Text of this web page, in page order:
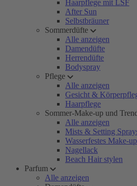
Haarpflege mit LSF
After Sun
Selbstbräuner
Sommerdüfte
Alle anzeigen
Damendüfte
Herrendüfte
Bodyspray
Pflege
Alle anzeigen
Gesicht &
Haarpflege
Sommer-Make-up und
Alle anzeigen
Mists & Setting
Wasserfestes Make-up
Nagellack
Beach Hair stylen
Parfum
Alle anzeigen